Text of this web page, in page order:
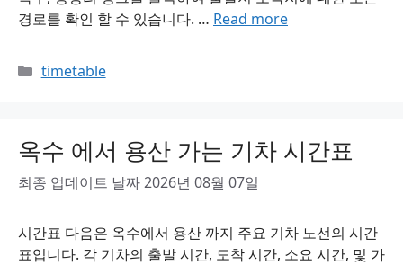
경로를 확인 할 수 있습니다. … Read more
Categories
timetable
옥수 에서 용산 가는 기차 시간표
최종 업데이트 날짜 2026년 08월 07일
시간표 다음은 옥수에서 용산 까지 주요 기차 노선의 시간
표입니다. 각 기차의 출발 시간, 도착 시간, 소요 시간, 및 가